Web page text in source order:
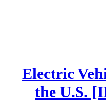
2016 Electric
the U.S.